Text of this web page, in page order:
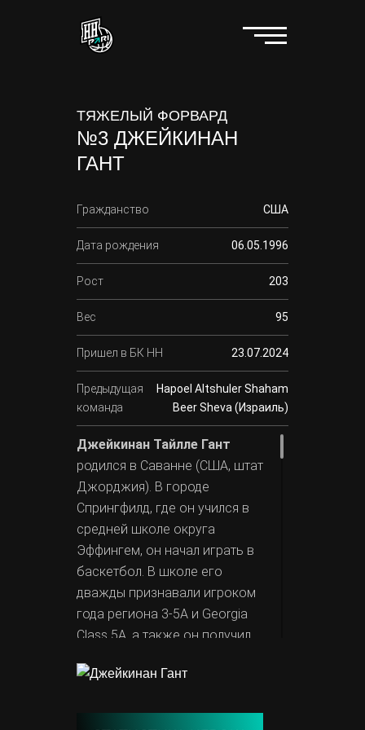
ТЯЖЕЛЫЙ ФОРВАРД
№3 ДЖЕЙКИНАН
ГАНТ
Гражданство США
Дата рождения 06.05.1996
Рост 203
Вес 95
Пришел в БК НН 23.07.2024
Предыдущая
команда
Hapoel Altshuler Shaham
Beer Sheva (Израиль)
Джейкинан Тайлле Гант
родился в Саванне (США, штат
Джорджия). В городе
Спрингфилд, где он учился в
средней школе округа
Эффингем, он начал играть в
баскетбол. В школе его
дважды признавали игроком
года региона 3-5A и Georgia
Class 5A, а также он получил
карьеру в колледже Миссури